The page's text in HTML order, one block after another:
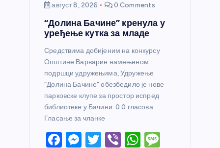
август 8, 2026
0 Comments
“Долина Бачине” кренула у
уређење кутка за младе
Средствима добијеним на конкурсу
Општине Варварин намењеном
подршци удружењима, Удружење
“Долина Бачине” обезбедило је нове
парковске клупе за простор испред
библиотеке у Бачини. 0 0 гласова
Гласање за чланке
F
M T
Vi W